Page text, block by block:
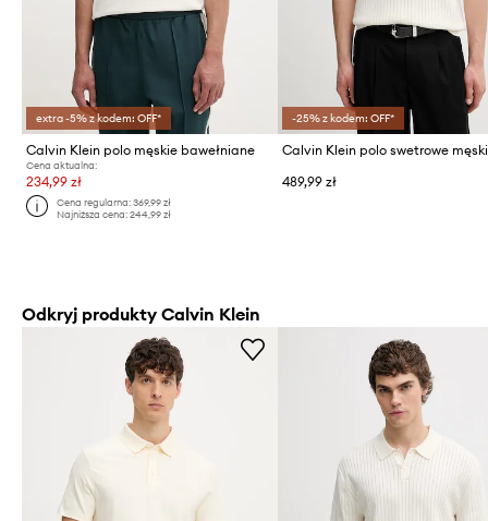
extra -5% z kodem: OFF*
Calvin Klein polo męskie bawełniane
Cena aktualna:
234,99 zł
Cena regularna:369,99 zł
Najniższa cena:244,99 zł
-25% z kodem: OFF*
489,99 zł
Odkryj produkty Calvin Klein